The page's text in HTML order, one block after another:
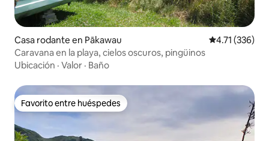
Casa rodante en Pākawau Calificación
4.71 (336)
Caravana en la playa, cielos oscuros, pingüinos
Ubicación · Valor · Baño
Favorito entre huéspedes
Favorito entre huéspedes